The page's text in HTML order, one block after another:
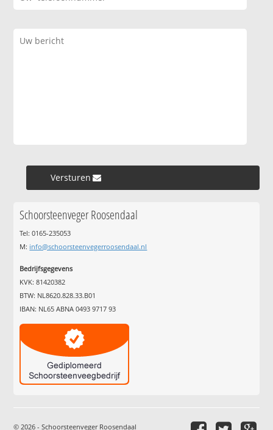
Versturen »
Schoorsteenveger Roosendaal
Tel: 0165-235053
M: info@schoorsteenvegerroosendaal.nl
Bedrijfsgegevens
KVK: 81420382
BTW: NL8620.828.33.B01
IBAN: NL65 ABNA 0493 9717 93
© 2026 - Schoorsteenveger Roosendaal